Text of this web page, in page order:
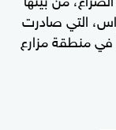
التي صادرت
في منطقة مزارع